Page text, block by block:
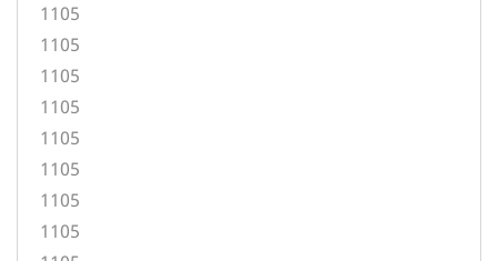
1105
1105
1105
1105
1105
1105
1105
1105